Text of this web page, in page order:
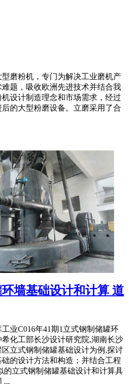
磨粉机，专门为解决工业磨机产
题，吸收欧洲先进技术并结合我
设计制造理念和市场需求，经过
的大型粉磨设备。立磨采用了合
墙基础设计和计算 道
业C016年41期1立式钢制储罐环
化工部长沙设计研究院,湖南长沙
区立式钢制储罐基础设计为例,探讨
的设计方法和构造；并结合工程
的立式钢制储罐基础设计和计算具
...